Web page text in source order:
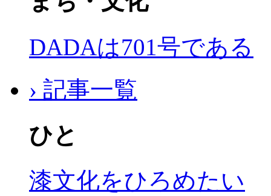
DADAは701号である
› 記事一覧
ひと
漆文化をひろめたい